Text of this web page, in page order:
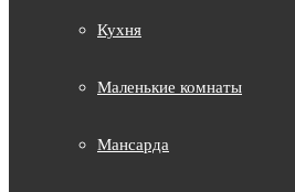
Кухня
Маленькие комнаты
Мансарда